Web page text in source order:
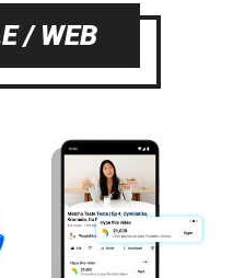
/ WEB